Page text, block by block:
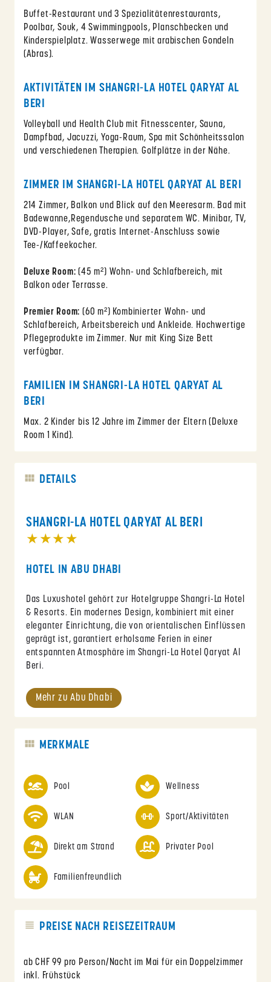
Buffet-Restaurant und 3 Spezialitätenrestaurants,
Poolbar, Souk, 4 Swimmingpools, Planschbecken und
Kinderspielplatz. Wasserwege mit arabischen Gondeln
(Abras).
AKTIVITÄTEN IM SHANGRI-LA HOTEL QARYAT AL
BERI
Volleyball und Health Club mit Fitnesscenter, Sauna,
Dampfbad, Jacuzzi, Yoga-Raum, Spa mit Schönheitssalon
und verschiedenen Therapien. Golfplätze in der Nähe.
ZIMMER IM SHANGRI-LA HOTEL QARYAT AL BERI
214 Zimmer, Balkon und Blick auf den Meeresarm. Bad mit
Badewanne,Regendusche und separatem WC. Minibar, TV,
DVD-Player, Safe, gratis Internet-Anschluss sowie
Tee-/Kaffeekocher.
Deluxe Room: (45 m²) Wohn- und Schlafbereich, mit
Balkon oder Terrasse.
Premier Room: (60 m²) Kombinierter Wohn- und
Schlafbereich, Arbeitsbereich und Ankleide. Hochwertige
Pflegeprodukte im Zimmer. Nur mit King Size Bett
verfügbar.
FAMILIEN IM SHANGRI-LA HOTEL QARYAT AL
BERI
Max. 2 Kinder bis 12 Jahre im Zimmer der Eltern (Deluxe
Room 1 Kind).
DETAILS
SHANGRI-LA HOTEL QARYAT AL BERI
★★★★
HOTEL IN ABU DHABI
Das Luxushotel gehört zur Hotelgruppe Shangri-La Hotel
& Resorts. Ein modernes Design, kombiniert mit einer
eleganter Einrichtung, die von orientalischen Einflüssen
geprägt ist, garantiert erholsame Ferien in einer
entspannten Atmosphäre im Shangri-La Hotel Qaryat Al
Beri.
Mehr zu Abu Dhabi
MERKMALE
Pool Wellness
WLAN Sport/Aktivitäten
Direkt am Strand Privater Pool
Familienfreundlich
PREISE NACH REISEZEITRAUM
ab CHF 99 pro Person/Nacht im Mai für ein Doppelzimmer
inkl. Frühstück